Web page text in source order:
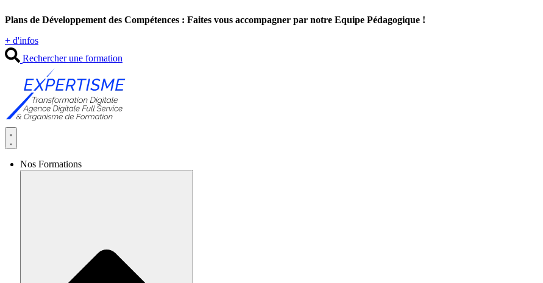
au
Plans de Développement des Compétences : Faites vous accompagner par notre Equipe Pédagogique !
+ d'infos
Rechercher une formation
Nos Formations